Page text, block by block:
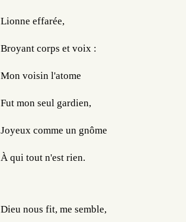
Lionne effarée,
Broyant corps et voix :
Mon voisin l'atome
Fut mon seul gardien,
Joyeux comme un gnôme
À qui tout n'est rien.
Dieu nous fit, me semble,